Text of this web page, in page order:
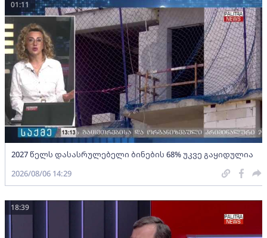
2027 წელს დასასრულებელი ბინების 68% უკვე გაყიდულია
01:11
2026/08/06 14:29
18:39